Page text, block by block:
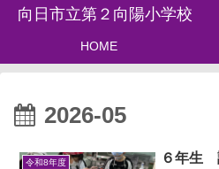
向日市立第２向陽小学校
HOME
2026-05
令和8年度 ６年生